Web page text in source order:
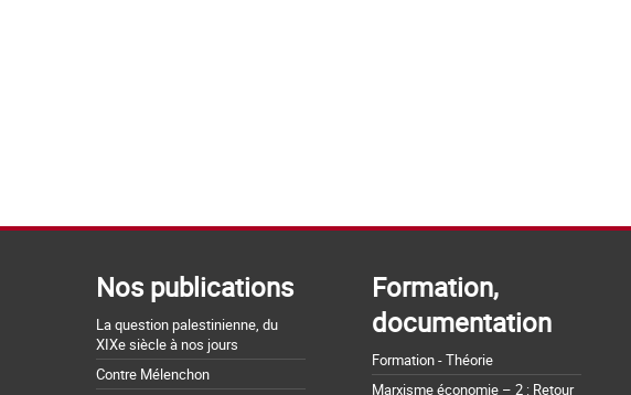
Nos publications
La question palestinienne, du
XIXe siècle à nos jours
Contre Mélenchon
Formation,
documentation
Formation - Théorie
Marxisme économie – 2 : Retour